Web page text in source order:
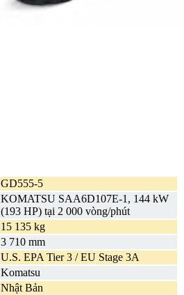
GD555-5
KOMATSU SAA6D107E-1, 144 kW
(193 HP) tại 2 000 vòng/phút
15 135 kg
3 710 mm
U.S. EPA Tier 3 / EU Stage 3A
Komatsu
Nhật Bản